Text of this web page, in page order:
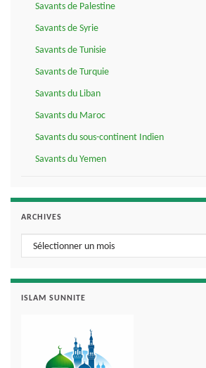
Savants de Palestine
Savants de Syrie
Savants de Tunisie
Savants de Turquie
Savants du Liban
Savants du Maroc
Savants du sous-continent Indien
Savants du Yemen
ARCHIVES
Archives
ISLAM SUNNITE